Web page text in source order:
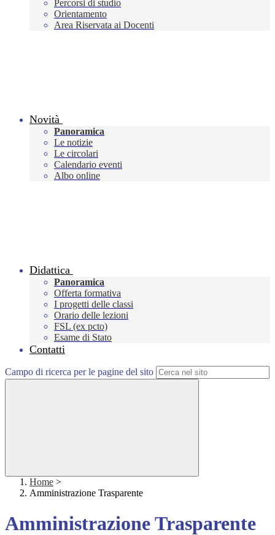
Percorsi di studio
Orientamento
Area Riservata ai Docenti
Novità
Panoramica
Le notizie
Le circolari
Calendario eventi
Albo online
Didattica
Panoramica
Offerta formativa
I progetti delle classi
Orario delle lezioni
FSL (ex pcto)
Esame di Stato
Contatti
Campo di ricerca per le pagine del sito
Home >
Amministrazione Trasparente
Amministrazione Trasparente